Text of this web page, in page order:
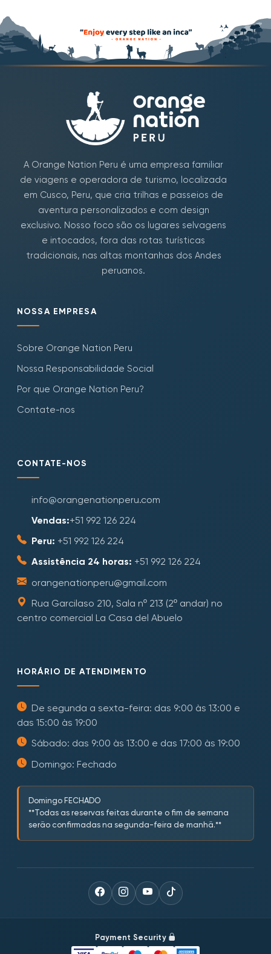
A Orange Nation Peru é uma empresa familiar
de viagens e operadora de turismo, localizada
em Cusco, Peru, que cria trilhas e passeios de
aventura personalizados e com design
exclusivo. Nosso foco são os lugares selvagens
e intocados, fora das rotas turísticas
tradicionais, nas altas montanhas dos Andes
peruanos.
NOSSA EMPRESA
Sobre Orange Nation Peru
Nossa Responsabilidade Social
Por que Orange Nation Peru?
Contate-nos
CONTATE-NOS
info@orangenationperu.com
Vendas:+51 992 126 224
Peru: +51 992 126 224
Assistência 24 horas: +51 992 126 224
orangenationperu@gmail.com
Rua Garcilaso 210, Sala nº 213 (2º andar) no
centro comercial La Casa del Abuelo
HORÁRIO DE ATENDIMENTO
De segunda a sexta-feira: das 9:00 às 13:00 e
das 15:00 às 19:00
Sábado: das 9:00 às 13:00 e das 17:00 às 19:00
Domingo: Fechado
Domingo FECHADO
**Todas as reservas feitas durante o fim de semana
serão confirmadas na segunda-feira de manhã.**
Payment Security